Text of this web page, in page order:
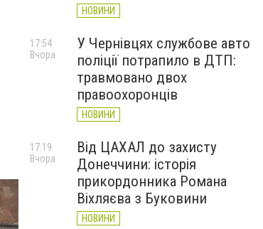
НОВИНИ
У Чернівцях службове авто
поліції потрапило в ДТП:
травмовано двох
правоохоронців
НОВИНИ
17:54
Вчора
Від ЦАХАЛ до захисту
Донеччини: історія
прикордонника Романа
Віхляєва з Буковини
НОВИНИ
17:19
Вчора